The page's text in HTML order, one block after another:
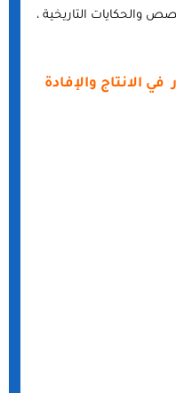
والحكايات التاريخية ،
الانتاج والإفادة